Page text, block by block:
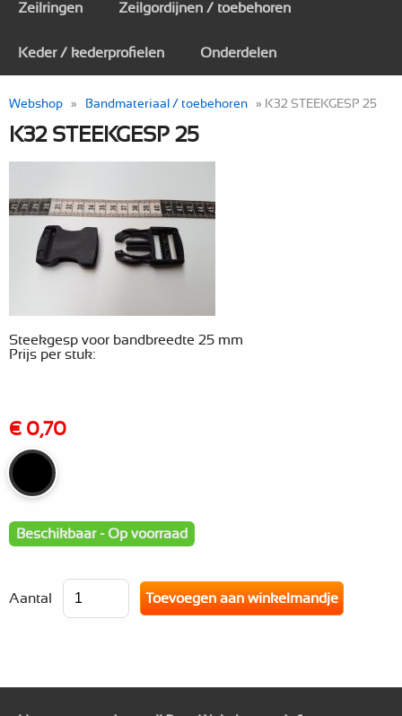
Zeilringen Zeilgordijnen / toebehoren
Keder / kederprofielen Onderdelen
Webshop » Bandmateriaal / toebehoren » K32 STEEKGESP 25
K32 STEEKGESP 25
Steekgesp voor bandbreedte 25 mm
Prijs per stuk:
€ 0,70
Beschikbaar - Op voorraad
Aantal